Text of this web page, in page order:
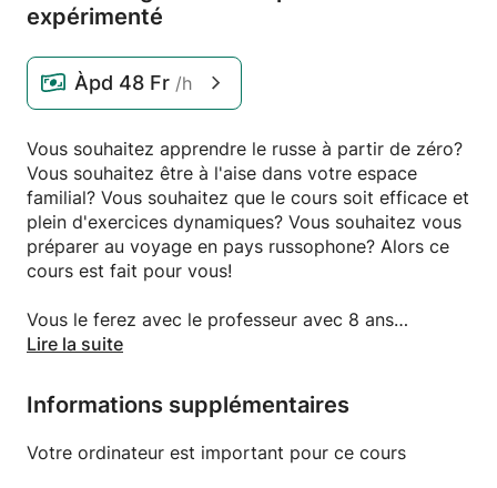
expérimenté
Àpd 48 Fr /h
Vous souhaitez apprendre le russe à partir de zéro?
Vous souhaitez être à l'aise dans votre espace
familial? Vous souhaitez que le cours soit efficace et
plein d'exercices dynamiques? Vous souhaitez vous
préparer au voyage en pays russophone? Alors ce
cours est fait pour vous!
Vous le ferez avec le professeur avec 8 ans
d'expérience. Qui sait guider et donner du matériel
grammaire!
Lire la suite
Informations supplémentaires
Votre ordinateur est important pour ce cours